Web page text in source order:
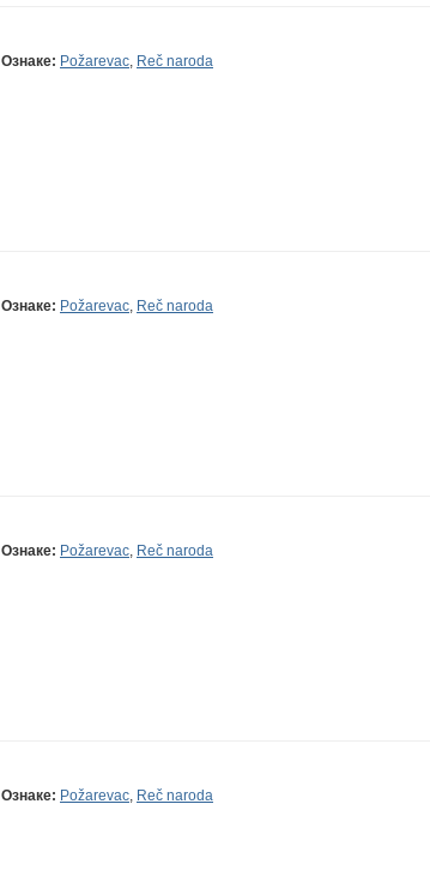
Ознаке: Požarevac, Reč naroda
Ознаке: Požarevac, Reč naroda
Ознаке: Požarevac, Reč naroda
Ознаке: Požarevac, Reč naroda